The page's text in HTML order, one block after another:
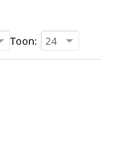
Toon: 24